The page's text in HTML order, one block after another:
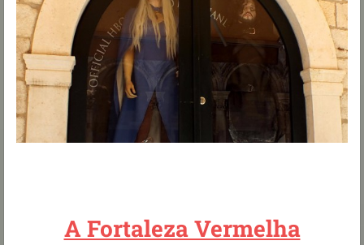
A Fortaleza Vermelha